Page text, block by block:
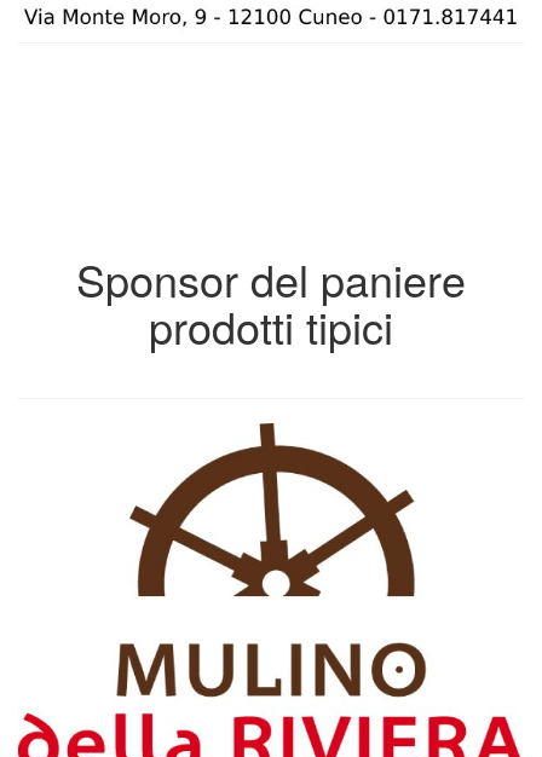
Sponsor del paniere
prodotti tipici